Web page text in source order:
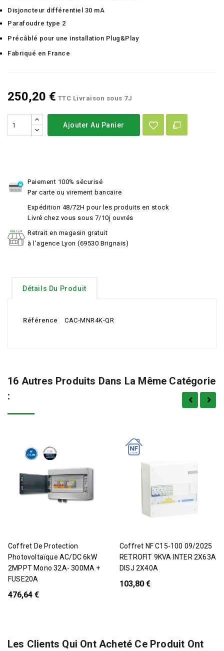
Disjoncteur différentiel 30 mA
Parafoudre type 2
Précâblé pour une installation Plug&Play
Fabriqué en France
250,20 € TTC Livraison sous 7J
Ajouter Au Panier
Paiement 100% sécurisé
Par carte ou virement bancaire
Expédition 48/72H pour les produits en stock
Livré chez vous sous 7/10j ouvrés
Retrait en magasin gratuit
à l'agence Lyon (69530 Brignais)
Détails Du Produit
Référence CAC-MNR4K-QR
16 Autres Produits Dans La Même Catégorie
:
Coffret De Protection
Photovoltaïque AC/DC 6kW
2MPPT Mono 32A- 300MA +
FUSE20A
476,64 €
Coffret NF C15-100 09/2025
RETROFIT 9KVA INTER 2X63A
DISJ 2X40A
103,80 €
Les Clients Qui Ont Acheté Ce Produit Ont